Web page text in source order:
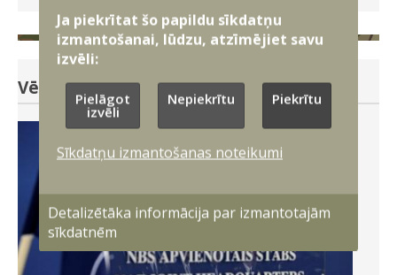
Vēsture un simbolika
Ja piekrītat šo papildu sīkdatņu
izmantošanai, lūdzu, atzīmējiet savu
izvēli:
Pielāgot
izvēli
Nepiekrītu Piekrītu
Sīkdatņu izmantošanas noteikumi
Detalizētāka informācija par izmantotajām
sīkdatnēm